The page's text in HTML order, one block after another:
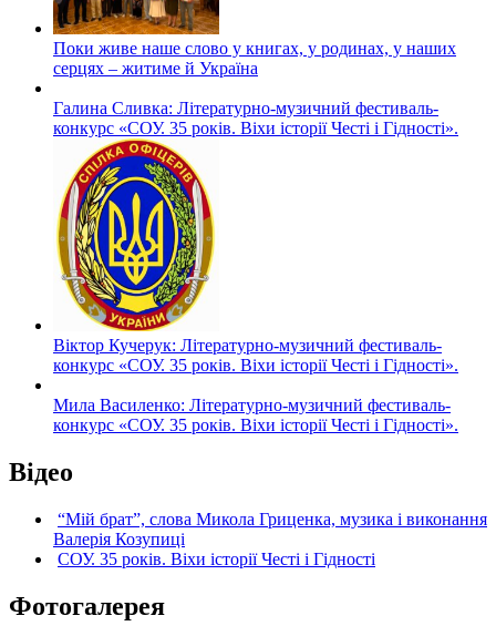
Поки живе наше слово у книгах, у родинах, у наших
серцях – житиме й Україна
Галина Сливка: Літературно-музичний фестиваль-
конкурс «СОУ. 35 років. Віхи історії Честі і Гідності».
Віктор Кучерук: Літературно-музичний фестиваль-
конкурс «СОУ. 35 років. Віхи історії Честі і Гідності».
Мила Василенко: Літературно-музичний фестиваль-
конкурс «СОУ. 35 років. Віхи історії Честі і Гідності».
Відео
“Мій брат”, слова Микола Гриценка, музика і виконання
Валерія Козупиці
СОУ. 35 років. Віхи історії Честі і Гідності
Фотогалерея